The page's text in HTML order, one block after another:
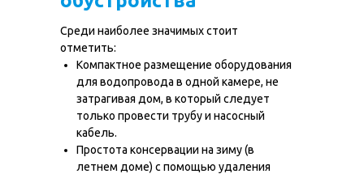
Среди наиболее значимых стоит
отметить:
Компактное размещение оборудования
для водопровода в одной камере, не
затрагивая дом, в который следует
только провести трубу и насосный
кабель.
Простота консервации на зиму (в
летнем доме) с помощью удаления
области
ИП Середа Илья Сергеевич
ОГРН ИП 322508100234679
Политика в отношении обработки cookie-
+7 (499) 348-84-34